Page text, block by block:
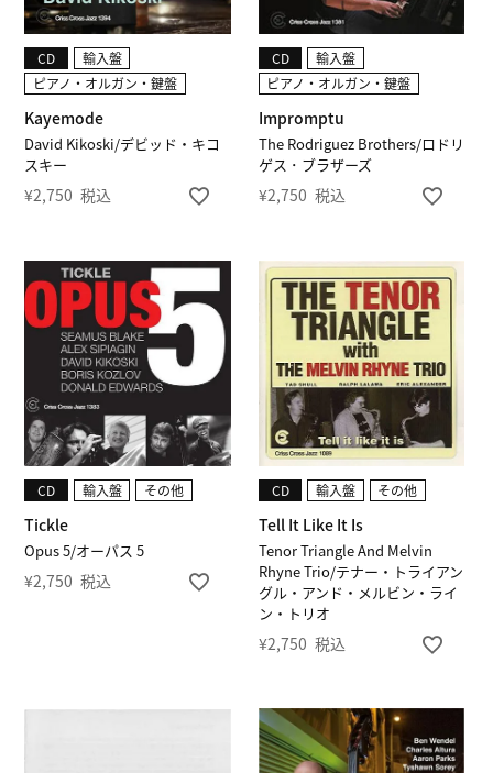
David Kikoski/デビッド・キコ
スキー
Kayemode
CD
輸入盤
ピアノ・オルガン・鍵盤
¥2,750 税込
The Rodriguez Brothers/ロドリ
ゲス ･ ブラザーズ
Impromptu
CD
輸入盤
ピアノ・オルガン・鍵盤
¥2,750 税込
Opus 5/オーパス 5
Tickle
CD 輸入盤 その他
¥2,750 税込
Tenor Triangle And Melvin
Rhyne Trio/テナー・トライアン
グル・アンド・メルビン・ライ
ン・トリオ
Tell It Like It Is
CD 輸入盤 その他
¥2,750 税込